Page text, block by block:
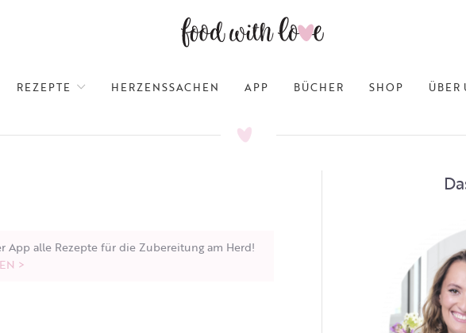
REZEPTE HERZENSSACHEN APP BÜCHER SHOP ÜBER
alle Rezepte für die Zubereitung am Herd!
>